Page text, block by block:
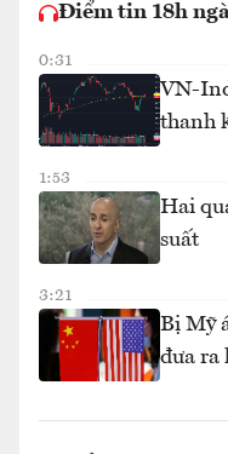
Điểm tin 18h
0:31
VN-
thanh
1:53
Hai
suất
3:21
Bị Mỹ
đưa ra